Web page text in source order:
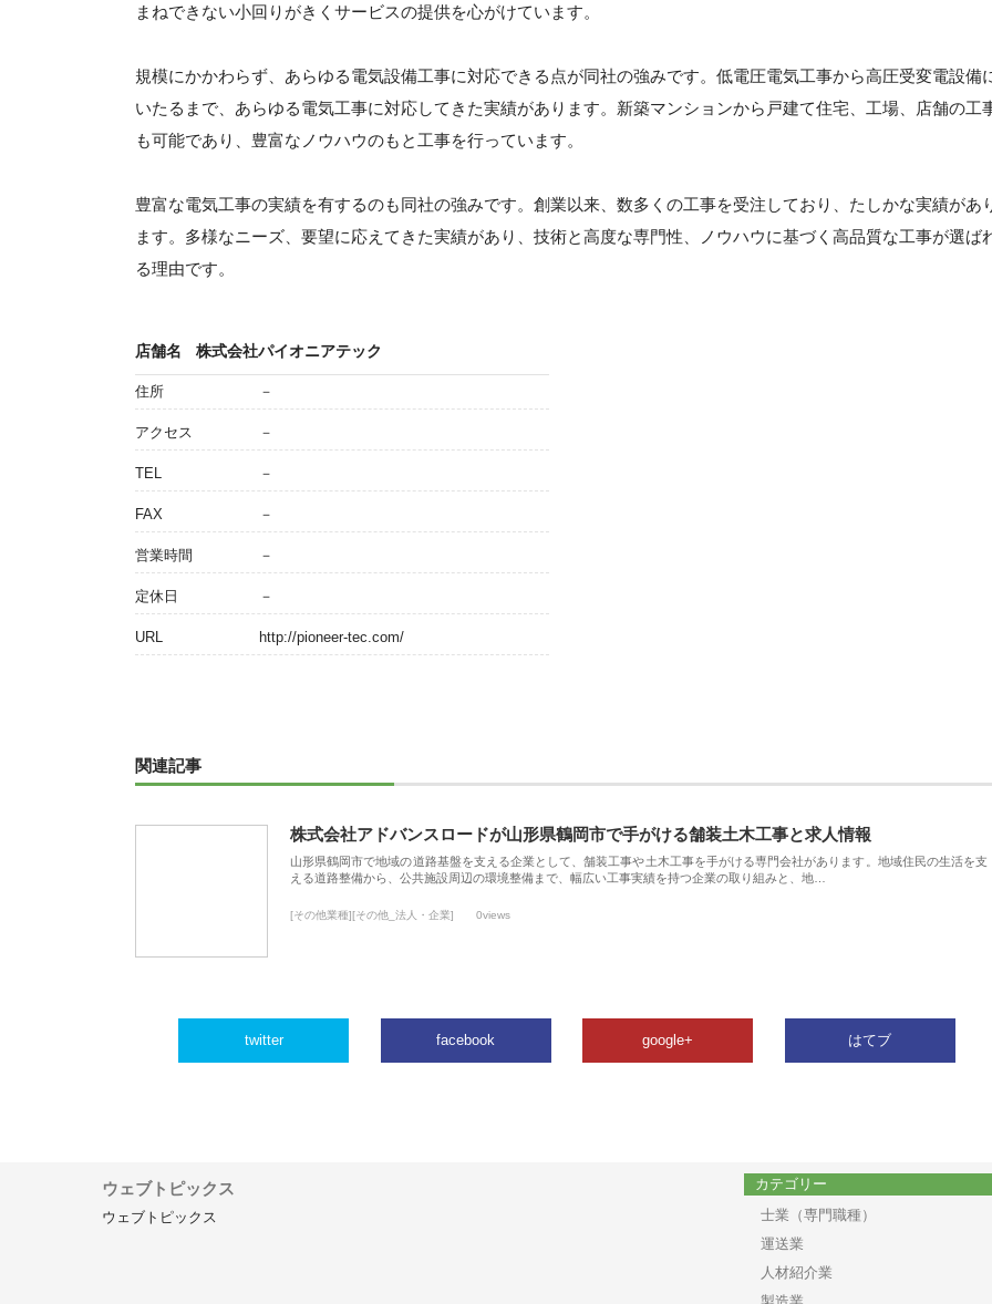
まねできない小回りがきくサービスの提供を心がけています。
規模にかかわらず、あらゆる電気設備工事に対応できる点が同社の強みです。低電圧電気工事から高圧受変電設備
いたるまで、あらゆる電気工事に対応してきた実績があります。新築マンションから戸建て住宅、工場、店舗の工
も可能であり、豊富なノウハウのもと工事を行っています。
豊富な電気工事の実績を有するのも同社の強みです。創業以来、数多くの工事を受注しており、たしかな実績があ
ます。多様なニーズ、要望に応えてきた実績があり、技術と高度な専門性、ノウハウに基づく高品質な工事が選ば
る理由です。
店舗名 株式会社パイオニアテック
住所 －
アクセス －
TEL －
FAX －
営業時間 －
定休日 －
URL http://pioneer-tec.com/
関連記事
株式会社アドバンスロードが山形県鶴岡市で手がける舗装土木工事と求人情報
山形県鶴岡市で地域の道路基盤を支える企業として、舗装工事や土木工事を手がける専門会社があります。地域住民の生活を支
える道路整備から、公共施設周辺の環境整備まで、幅広い工事実績を持つ企業の取り組みと、地…
[その他業種][その他_法人・企業] 0views
twitter facebook google+ はてブ
ウェブトピックス
ウェブトピックス
カテゴリー
士業（専門職種）
運送業
人材紹介業
製造業